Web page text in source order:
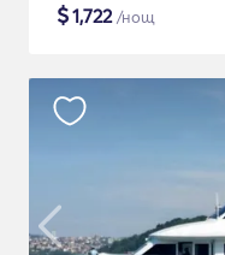
$1,722/нощ